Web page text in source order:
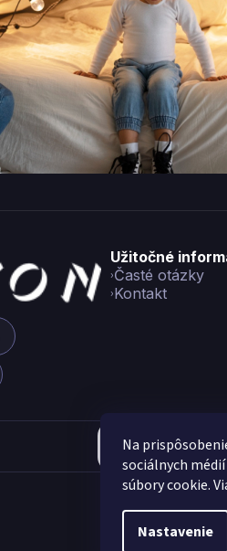
Na
sociálnych
súbory cookie.
Nastavenie
Užitočné
Časté otázky
Kontakt